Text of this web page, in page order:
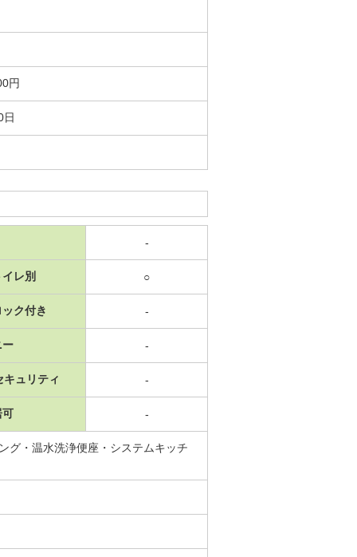
円
日
-
レ別 ○
ク付き -
ー -
キュリティ -
可 -
グ・温水洗浄便座・システムキッチ